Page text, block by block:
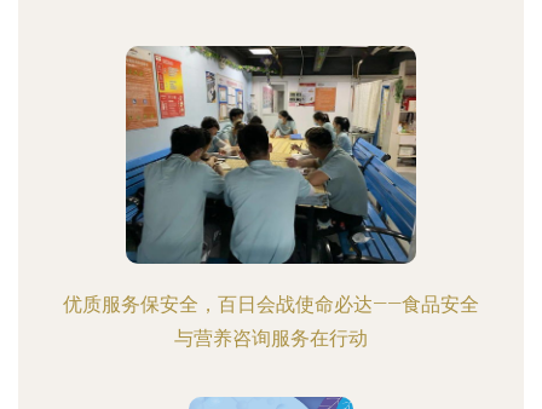
优质服务保安全，百日会战使命必达——食品安全
与营养咨询服务在行动